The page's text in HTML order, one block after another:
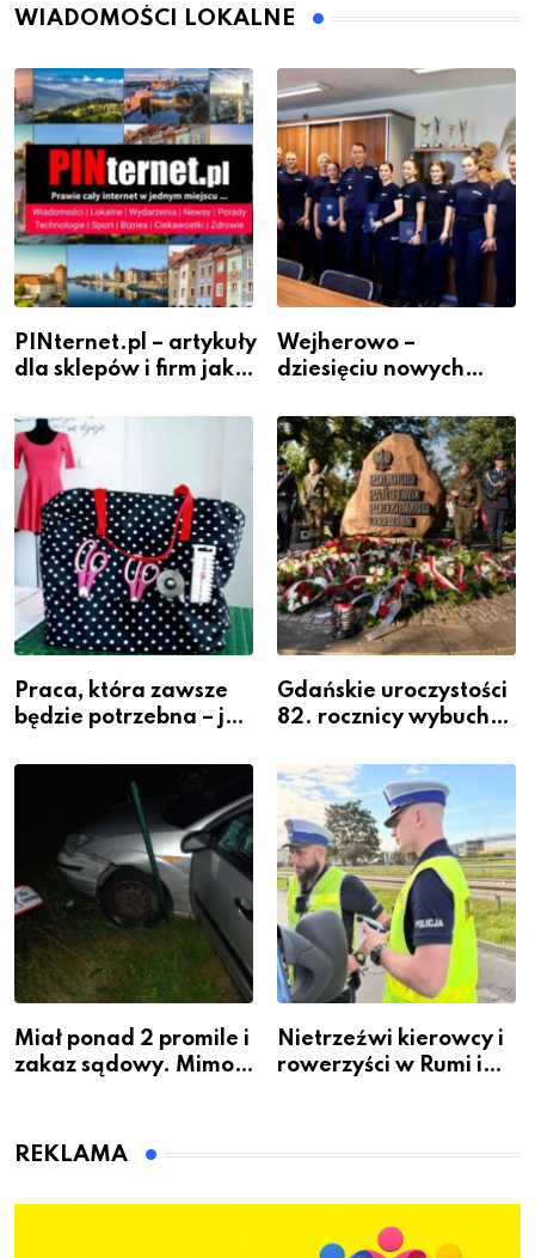
WIADOMOŚCI LOKALNE
PINternet.pl – artykuły
dla sklepów i firm jako
widoczność
Wejherowo –
dziesięciu nowych
szeregach Komendy
Powiatowej
Praca, która zawsze
będzie potrzebna – jak
zawodem przyszłości i
gdzie się go nauczyć?
Gdańskie uroczystości
82. rocznicy wybuchu
Warszawskiego
Miał ponad 2 promile i
zakaz sądowy. Mimo
Bolszewie i uderzył w
Nietrzeźwi kierowcy i
rowerzyści w Rumi i
REKLAMA